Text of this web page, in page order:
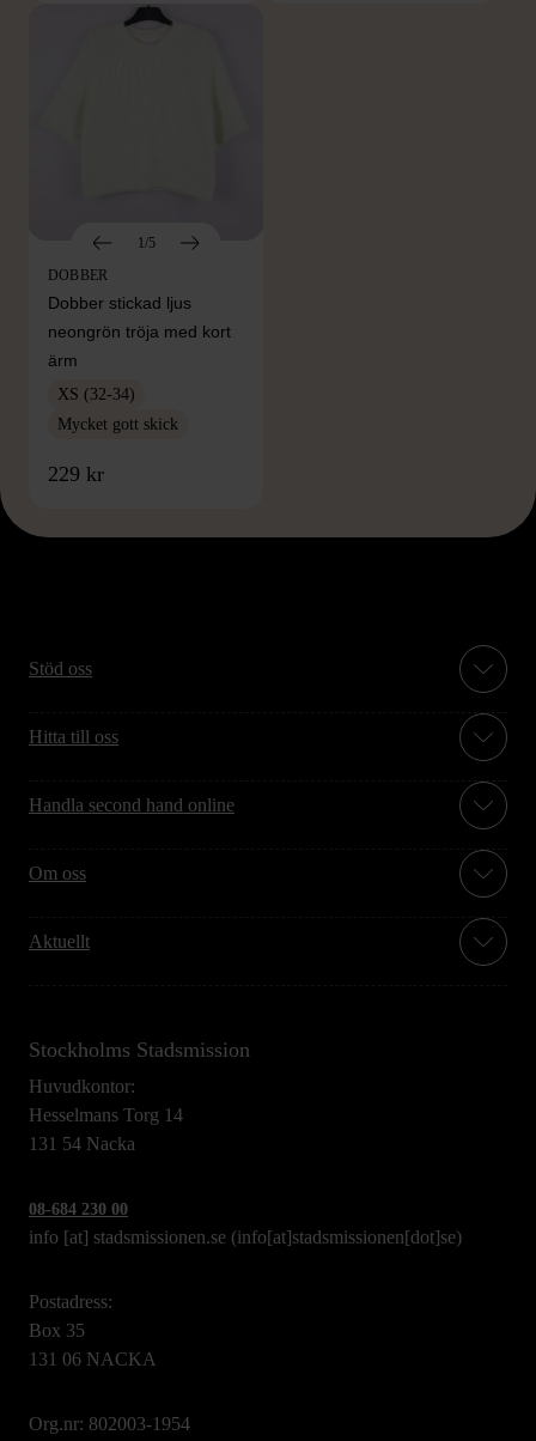
1/5
DOBBER
Dobber stickad ljus
neongrön tröja med kort
ärm
XS (32-34)
Mycket gott skick
229 kr
Stöd oss
Hitta till oss
Handla second hand online
Om oss
Aktuellt
Stockholms Stadsmission
Huvudkontor:
Hesselmans Torg 14
131 54 Nacka
08-684 230 00
info [at] stadsmissionen.se (info[at]stadsmissionen[dot]se)
Postadress:
Box 35
131 06 NACKA
Org.nr: 802003-1954